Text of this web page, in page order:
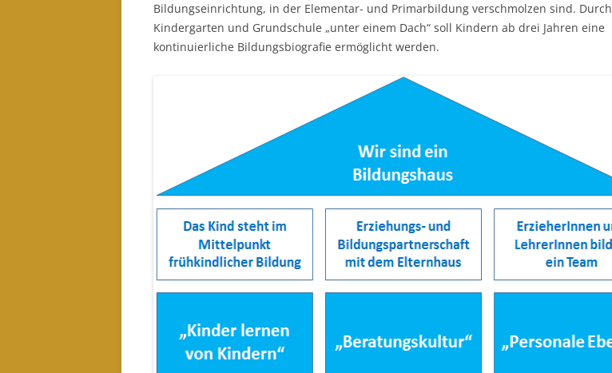
WIR SIND EINE
JUGENDBEGLEITERSCHULE!
Bildungseinrichtung, in der Elementar- und Primarbildung verschmolzen sind. Durch
Kindergarten und Grundschule „unter einem Dach“ soll Kindern ab drei Jahren eine
kontinuierliche Bildungsbiografie ermöglicht werden.